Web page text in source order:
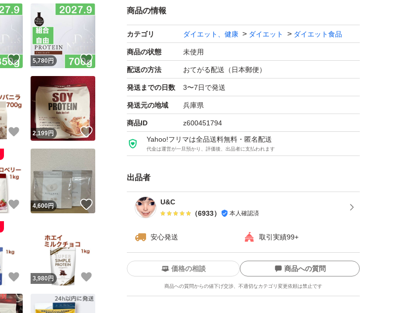
チョコ 2027.9月
即購入、無言購入OKです。
ゆうパケットポストで発送予定です。
袋にダメージが発生する場合があります。
簡易包装の為、
刃物を使用する場合はご注意ください。
リニューアル
プロテイン
ジム
ダイエット
商品の情報
カテゴリ ダイエット、健康 ダイエット ダイエット食品
商品の状態 未使用
配送の方法 おてがる配送（日本郵便）
発送までの日数 3〜7日で発送
発送元の地域 兵庫県
商品ID z600451794
Yahoo!フリマは全品送料無料・匿名配送
代金は運営が一旦預かり、評価後、出品者に支払われます
出品者
U&C
（6933） 本人確認済
安心発送 取引実績99+
価格の相談 商品への質問
商品への質問からの値下げ交渉、不適切なカテゴリ変更依頼は禁止です
いいね！
5,780 円
いいね！
2,199円 いいね！
いいね！
4,600円
いいね！
3,980 円